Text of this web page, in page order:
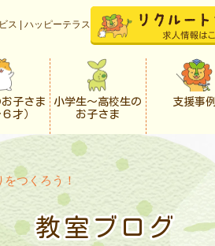
ス | ハッピーテラス
子さま
才）
小学生〜高校生の
お子さま
支援事例
をつくろう！
教室ブログ